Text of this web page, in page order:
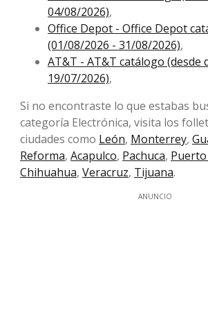
04/08/2026),
Office Depot - Office Depot
(01/08/2026 - 31/08/2026),
AT&T - AT&T catálogo (desde
19/07/2026),
Si no encontraste lo que estabas
categoría Electrónica, visita los
ciudades como León, Monterrey,
Reforma, Acapulco, Pachuca,
Chihuahua, Veracruz, Tijuana.
ANUNCIO